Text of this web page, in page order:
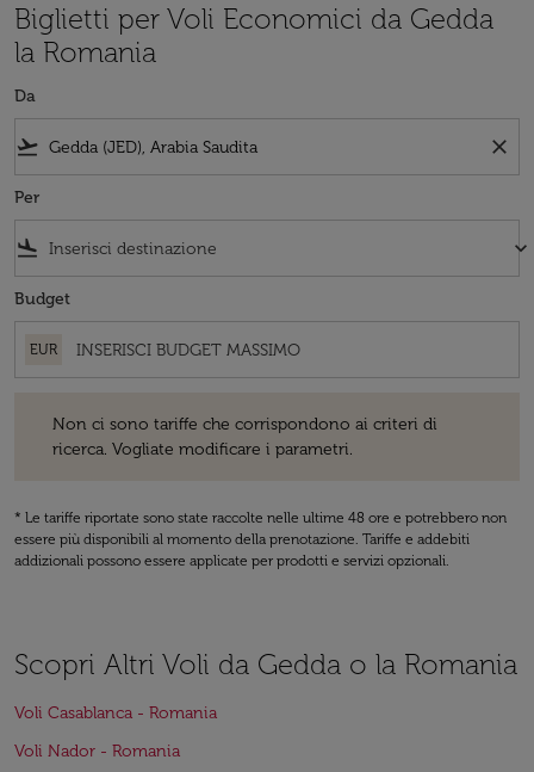
Biglietti per Voli Economici da Gedda
la Romania
Da
flight_takeoff close
Per
flight_land keyboard_arrow_down
Budget
EUR
Non ci sono tariffe che corrispondono ai criteri di
ricerca. Vogliate modificare i parametri.
* Le tariffe riportate sono state raccolte nelle ultime 48 ore e potrebbero non
essere più disponibili al momento della prenotazione. Tariffe e addebiti
addizionali possono essere applicate per prodotti e servizi opzionali.
Scopri Altri Voli da Gedda o la Romania
Voli Casablanca - Romania
Voli Nador - Romania